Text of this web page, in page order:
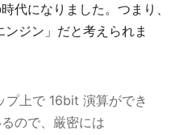
代になりました。つまり、
ジン」だと考えられま
プ上で 16bit 演算ができ
ので、厳密には